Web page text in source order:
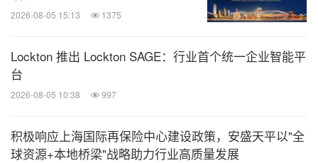
2026-08-05 15:13 1375
Lockton 推出 Lockton SAGE：行业首个统一企业智能平
台
2026-08-05 10:38 997
积极响应上海国际再保险中心建设政策，安盛天平以"全
球资源+本地桥梁"战略助力行业高质量发展